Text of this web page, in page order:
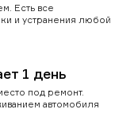
Есть все
и устранения любой
1 день
под ремонт.
автомобиля